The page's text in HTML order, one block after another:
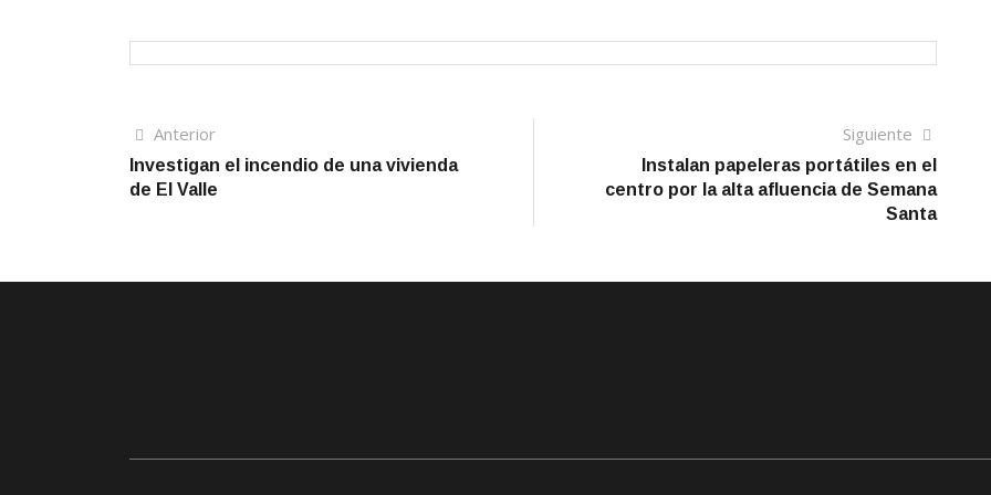
Navegación
de
AnteriorArtículo
anterior
Investigan el incendio de una vivienda
de El Valle
Siguiente
artículo
Instalan papeleras portátiles en el
centro por la alta afluencia de Semana
Santa